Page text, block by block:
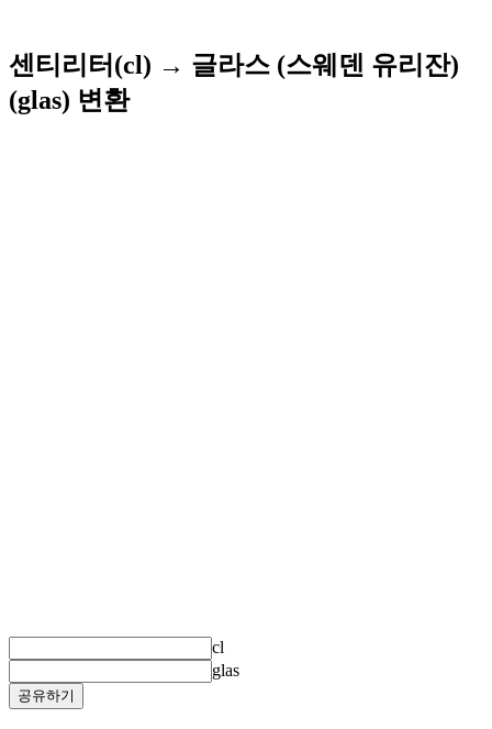
센티리터(cl) → 글라스 (스웨덴 유리잔)
(glas) 변환
cl
glas
공유하기